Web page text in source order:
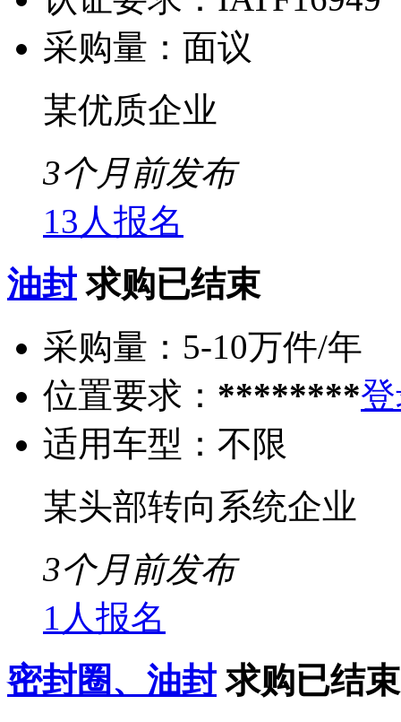
采购量： 面议
某优质企业
3个月前发布
13人报名
油封 求购已结束
采购量： 5-10万件/年
位置要求： ********
适用车型： 不限
某头部转向系统企业
3个月前发布
1人报名
密封圈、油封 求购已结束